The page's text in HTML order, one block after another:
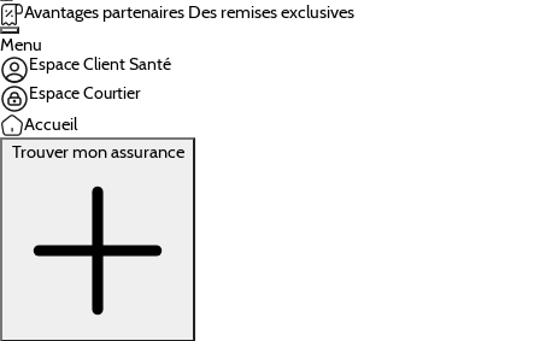
Avantages partenaires Des remises exclusives
Menu
Espace Client Santé
Espace Courtier
Accueil
Trouver mon assurance